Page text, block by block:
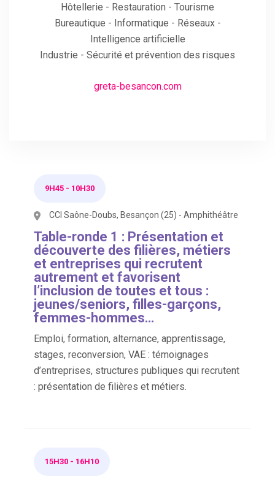
Hôtellerie - Restauration - Tourisme
Bureautique - Informatique - Réseaux -
Intelligence artificielle
Industrie - Sécurité et prévention des risques
greta-besancon.com
9H45 - 10H30
CCI Saône-Doubs, Besançon (25) - Amphithéâtre
Table-ronde 1 : Présentation et
découverte des filières, métiers
et entreprises qui recrutent
autrement et favorisent
l’inclusion de toutes et tous :
jeunes/seniors, filles-garçons,
femmes-hommes…
Emploi, formation, alternance, apprentissage,
stages, reconversion, VAE : témoignages
d’entreprises, structures publiques qui recrutent
: présentation de filières et métiers.
15H30 - 16H10